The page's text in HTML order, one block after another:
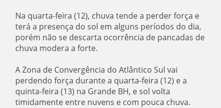
Na quarta-feira (12), chuva tende a perder força e
terá a presença do sol em alguns períodos do dia,
porém não se descarta ocorrência de pancadas de
chuva modera a forte.
A Zona de Convergência do Atlântico Sul vai
perdendo força durante a quarta-feira (12) e a
quinta-feira (13) na Grande BH, e sol volta
timidamente entre nuvens e com pouca chuva.